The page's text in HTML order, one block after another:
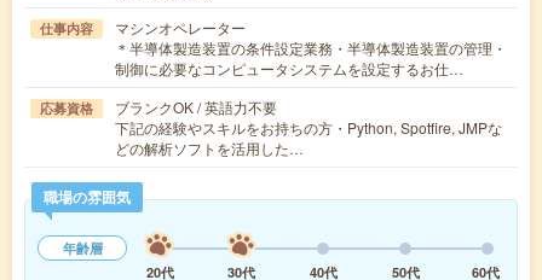
仕事内容
マシンオペレーター
＊半導体製造装置の条件設定業務・半導体製造装置の管理・
制御に必要なコンピュータシステムを設定するお仕…
応募資格
ブランクOK / 英語力不要
下記の経験やスキルをお持ちの方・Python, Spotfire, JMPな
どの解析ソフトを活用した…
職場の雰囲気
年齢層
20代
30代 40代 50代
60代